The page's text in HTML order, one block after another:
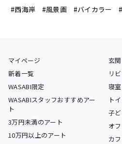
#西海岸
#風景画 #バイカラー
マイページ
新着一覧
WASABI限定
WASABIスタッフおすすめアー
ト
3万円未満のアート
10万円以上のアート
玄関
リ
寝室
ト
子
オ
カ